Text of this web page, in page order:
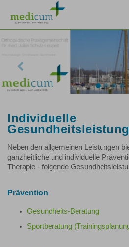
Individuelle
Neben den allgemeinen Leistungen
ganzheitliche und individuelle
Therapie - folgende
Prävention
Gesundheits-Beratung
Sportberatung